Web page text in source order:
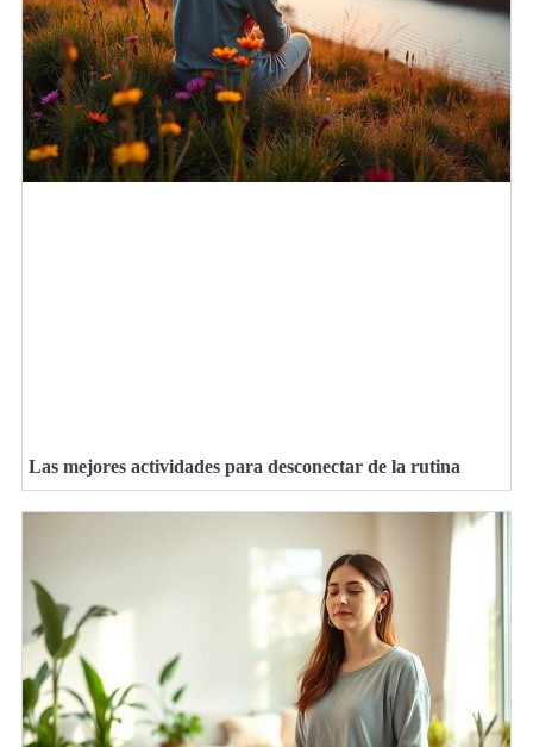
Las mejores actividades para desconectar de la rutina